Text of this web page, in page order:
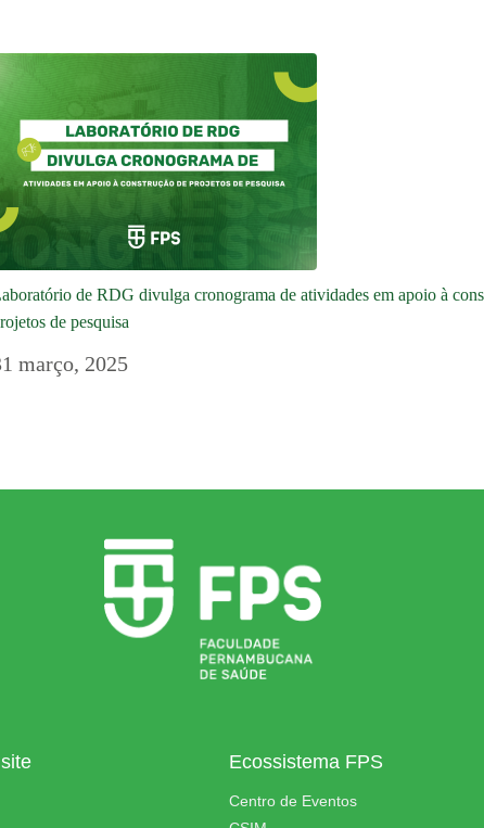
de RDG divulga cronograma de atividades em apoio à
de pesquisa
março, 2025
Ecossistema FPS
Centro de Eventos